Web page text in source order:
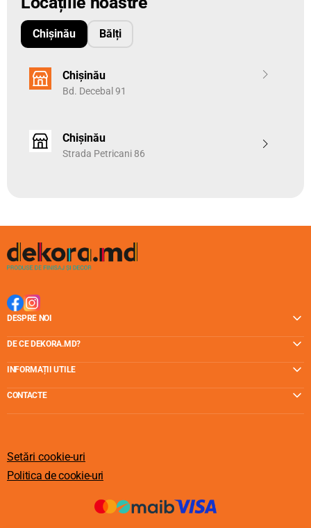
Chișinău Bălți
Chișinău
Bd. Decebal 91
Chișinău
Strada Petricani 86
DESPRE NOI
DE CE DEKORA.MD?
INFORMAȚII UTILE
CONTACTE
Setări cookie-uri
Politica de cookie-uri